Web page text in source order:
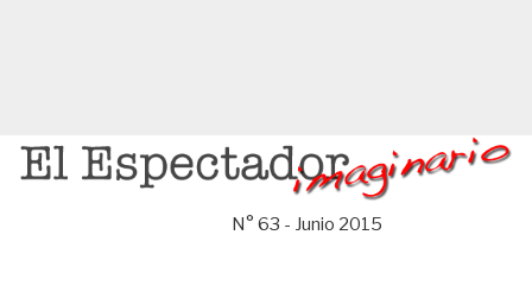
Saltar
N° 63 - Junio 2015